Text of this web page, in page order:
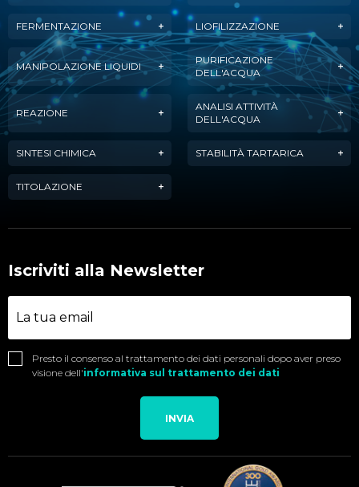
FERMENTAZIONE LIOFILIZZAZIONE
MANIPOLAZIONE LIQUIDI
PURIFICAZIONE
DELL'ACQUA
REAZIONE
ANALISI ATTIVITÀ
DELL'ACQUA
SINTESI CHIMICA STABILITÀ TARTARICA
TITOLAZIONE
Iscriviti alla Newsletter
Presto il consenso al trattamento dei dati personali dopo aver preso
visione dell'informativa sul trattamento dei dati
INVIA